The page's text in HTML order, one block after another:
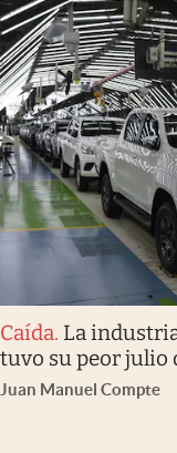
Caída. La
tuvo su peor julio
Juan Manuel Compte